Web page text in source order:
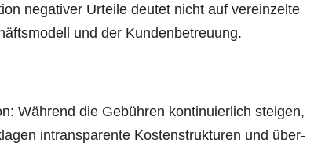
nega­ti­ver Urtei­le deu­tet nicht auf ver­ein­zel­te
und der Kundenbetreuung.
Wäh­rend die Gebüh­ren kon­ti­nu­ier­lich stei­gen,
intrans­pa­ren­te Kos­ten­struk­tu­ren und über­